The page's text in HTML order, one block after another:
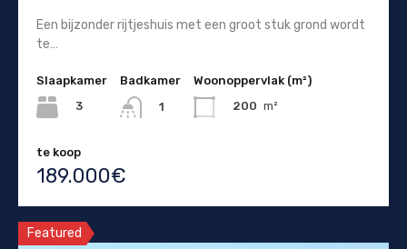
Een bijzonder rijtjeshuis met een groot stuk grond wordt
te…
Slaapkamer
3
Badkamer
1
Woonoppervlak (m²)
200 m²
te koop
189.000€
Featured